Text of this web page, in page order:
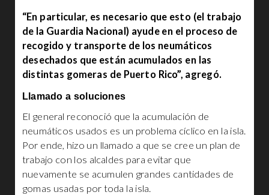
“En particular, es necesario que esto (el trabajo
de la Guardia Nacional) ayude en el proceso de
recogido y transporte de los neumáticos
desechados que están acumulados en las
distintas gomeras de Puerto Rico”, agregó.
Llamado a soluciones
El general reconoció que la acumulación de
neumáticos usados es un problema cíclico en la isla.
Por ende, hizo un llamado a que se cree un plan de
trabajo con los alcaldes para evitar que
nuevamente se acumulen grandes cantidades de
gomas usadas por toda la isla.